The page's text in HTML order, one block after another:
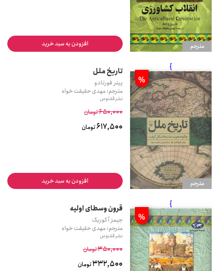
مترجم افزودن به سبد خرید
مترجم
}
%
تاریخ ملل
پیتر فورتادو
مترجم: مهدی حقیقت خواه
نشر ققنوس
650,000تومان
617,500تومان
افزودن به سبد خرید
}
%
قرون وسطای اولیه
جیمز آ کوریک
مترجم: مهدی حقیقت خواه
نشر ققنوس
350,000تومان
332,500تومان